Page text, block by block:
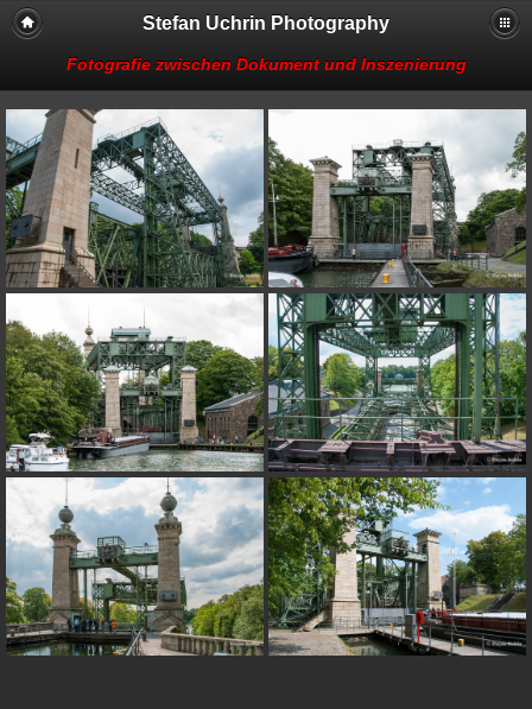
Stefan Uchrin Photography
Fotografie zwischen Dokument und Inszenierung